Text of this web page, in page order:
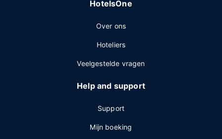
HotelsOne
Over ons
Hoteliers
Veelgestelde vragen
Help and support
Support
Mijn boeking